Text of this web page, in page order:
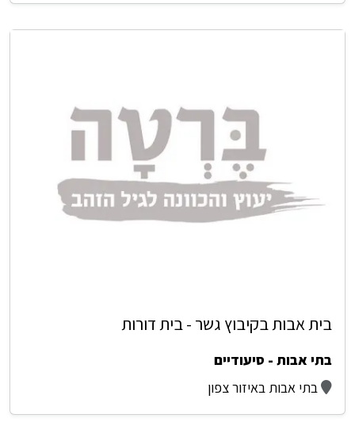
בית אבות בקיבוץ גשר - בית דורות
בתי אבות - סיעודיים
בתי אבות באיזור צפון